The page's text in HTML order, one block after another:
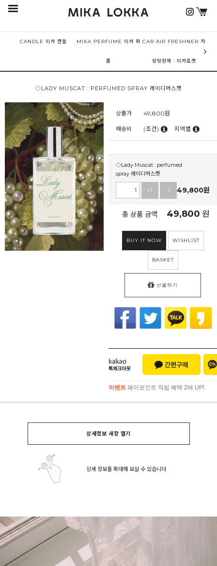
CANDLE 미카 캔들 MIKA PERFUME 미카 퍼
퓸
CAR AIR FRESHNER 차
량방향제 : 미카로켓
◇LADY MUSCAT : PERFUMED SPRAY 레이디머스캣
상품가 49,800원
배송비 (조건) 지역별
◇Lady Muscat : perfumed
spray 레이디머스캣
+1 -1 49,800원
총 상품 금액 49,800 원
BUY IT NOW WISHLIST
BASKET
선물하기
이벤트 페이포인트 적립 혜택 2배 UP!
이벤트페이포인트 적립 혜택 2배 UP!
상세정보 새창 열기
상세 정보를 확대해 보실 수 있습니다.